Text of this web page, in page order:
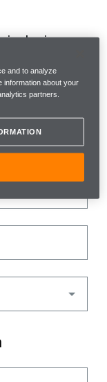
einen
and to analyze
information about your
partners.